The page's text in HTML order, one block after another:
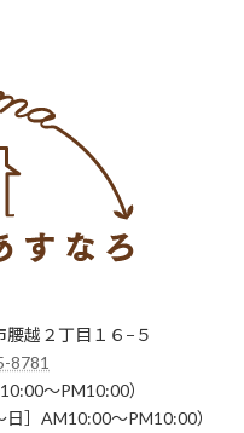
越２丁目１６−５
8781
～PM10:00）
日］AM10:00～PM10:00）